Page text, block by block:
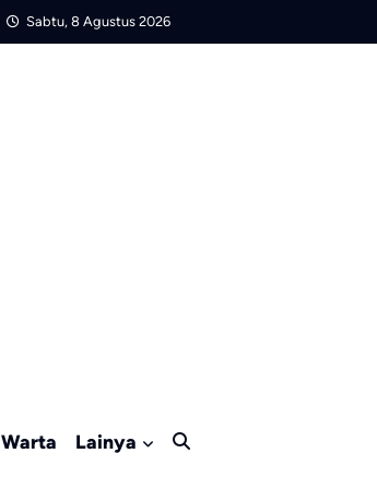
Sabtu, 8 Agustus 2026
Warta Lainya